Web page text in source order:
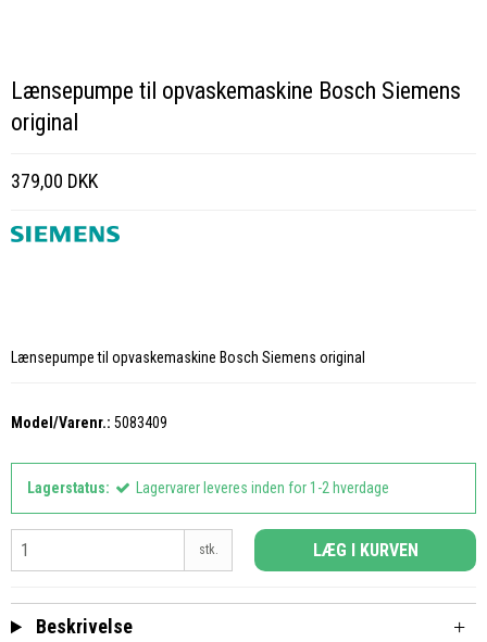
Lænsepumpe til opvaskemaskine Bosch Siemens
original
379,00 DKK
Lænsepumpe til opvaskemaskine Bosch Siemens original
Model/Varenr.: 5083409
Lagerstatus: Lagervarer leveres inden for 1-2 hverdage
stk. LÆG I KURVEN
Beskrivelse